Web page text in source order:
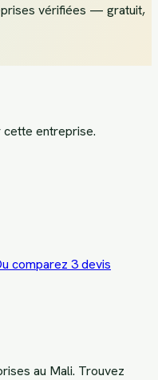
vérifiées — gratuit,
cette entreprise.
comparez 3 devis
au Mali. Trouvez